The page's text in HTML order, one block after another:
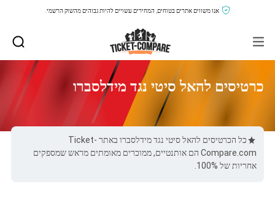
אנו משווים אתרים בטוחים, המחירים עשויים להיות גבוהים מהשוק הרשמי.
כרטיסים להאל סיטי נגד מידלסברו
כל הכרטיסים להאל סיטי נגד מידלסברו באתר Ticket-
Compare.com הם אותנטיים, ממוכרים מאומתים מראש שמספקים
אחריות של 100%.